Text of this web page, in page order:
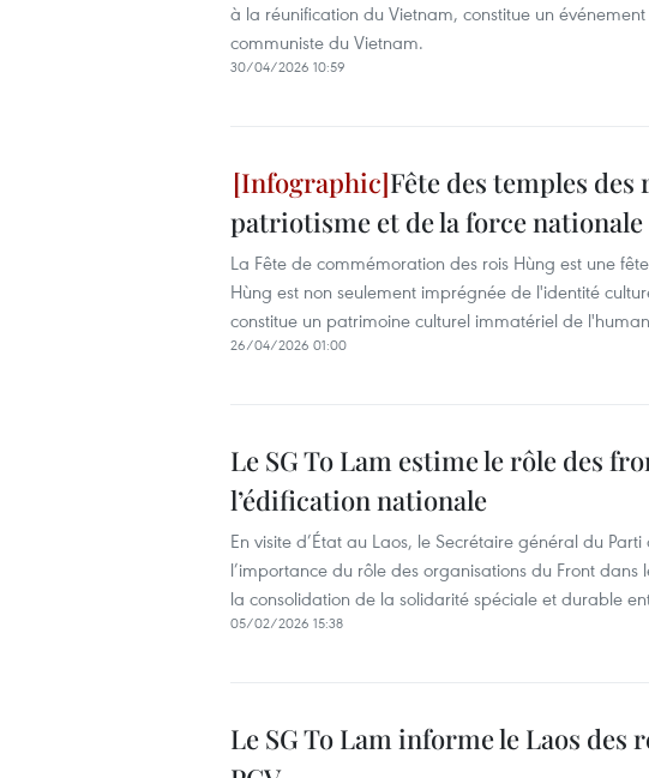
à la réunification du Vietnam, constitue un
communiste du Vietnam.
30/04/2026 10:59
Fête des temples
patriotisme et de la force nationale
La Fête de commémoration des rois Hùng est une
Hùng est non seulement imprégnée de l'identité
constitue un patrimoine culturel immatériel de
26/04/2026 01:00
Le SG To Lam estime le rôle des
l’édification nationale
En visite d’État au Laos, le Secrétaire général du
l’importance du rôle des organisations du Front
la consolidation de la solidarité spéciale et durable
05/02/2026 15:38
Le SG To Lam informe le Laos des